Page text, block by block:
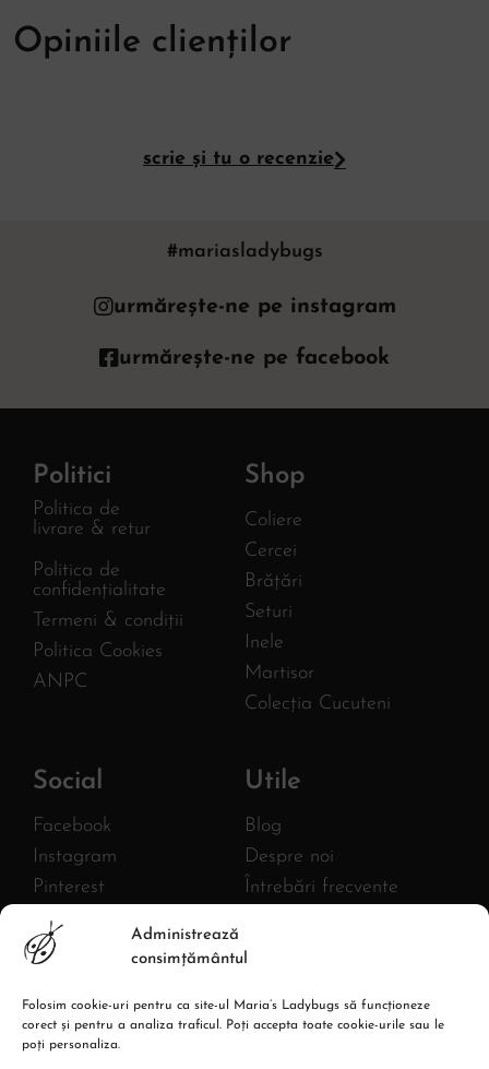
Administrează
consimțământul
Folosim cookie-uri pentru ca site-ul Maria’s Ladybugs să funcționeze
corect și pentru a analiza traficul. Poți accepta toate cookie-urile sau le
poți personaliza.
Opiniile clienților
scrie și tu o recenzie
#mariasladybugs
urmărește-ne pe instagram
urmărește-ne pe facebook
Politici
Politica de
livrare & retur
Politica de
confidențialitate
Termeni & condiții
Politica Cookies
ANPC
Shop
Coliere
Cercei
Brățări
Seturi
Inele
Martisor
Colecția Cucuteni
Social
Facebook
Instagram
Pinterest
Twitter
YouTube
Utile
Blog
Despre noi
Întrebări frecvente
CIF: 43380582
Adresa: Str. Burebista, Nr.67,
Piatra Neamt